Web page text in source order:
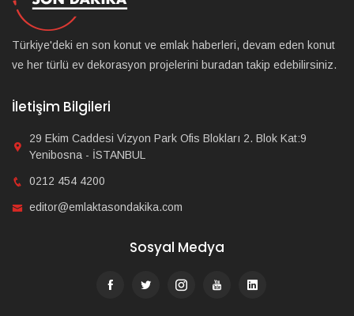
Türkiye'deki en son konut ve emlak haberleri, devam eden konut
ve her türlü ev dekorasyon projelerini buradan takip edebilirsiniz.
İletişim Bilgileri
29 Ekim Caddesi Vizyon Park Ofis Blokları 2. Blok Kat:9
Yenibosna - İSTANBUL
0212 454 4200
editor@emlaktasondakika.com
Sosyal Medya